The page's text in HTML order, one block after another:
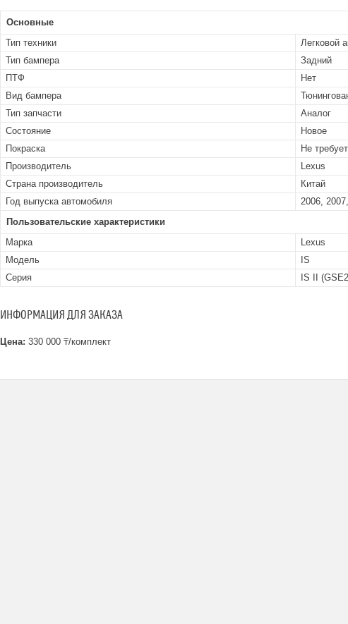
Основные
Тип техники
Легковой
Тип бампера
Задний
ПТФ
Нет
Вид бампера
Тип запчасти
Аналог
Состояние
Новое
Покраска
Не
Производитель
Lexus
Страна производитель
Китай
Год выпуска автомобиля
2006,
Пользовательские характеристики
Марка
Lexus
Модель
IS
Серия
IS II
ИНФОРМАЦИЯ ДЛЯ ЗАКАЗА
Цена: 330 000 ₸/комплект